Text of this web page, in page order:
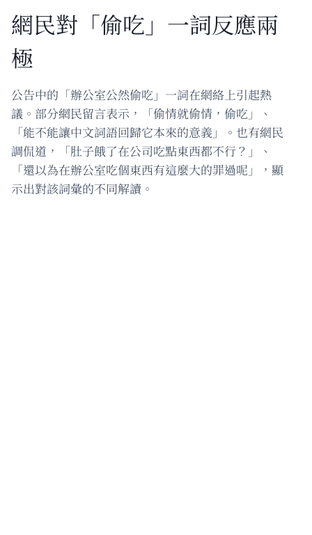
網民對「偷吃」一詞反應兩
極
公告中的「辦公室公然偷吃」一詞在網絡上引起熱
議。部分網民留言表示，「偷情就偷情，偷吃」、
「能不能讓中文詞語回歸它本來的意義」。也有網民
調侃道，「肚子餓了在公司吃點東西都不行？」、
「還以為在辦公室吃個東西有這麼大的罪過呢」，顯
示出對該詞彙的不同解讀。